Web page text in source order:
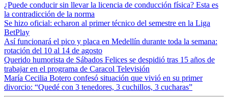
¿Puede conducir sin llevar la licencia de conducción física? Esta es
la contradicción de la norma
Se hizo oficial: echaron al primer técnico del semestre en la Liga
BetPlay
Así funcionará el pico y placa en Medellín durante toda la semana:
rotación del 10 al 14 de agosto
Querido humorista de Sábados Felices se despidió tras 15 años de
trabajar en el programa de Caracol Televisión
María Cecilia Botero confesó situación que vivió en su primer
divorcio: “Quedé con 3 tenedores, 3 cuchillos, 3 cucharas”